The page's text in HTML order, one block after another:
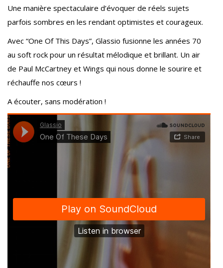
Une manière spectaculaire d’évoquer de réels sujets
parfois sombres en les rendant optimistes et courageux.
Avec “One Of This Days”, Glassio fusionne les années 70
au soft rock pour un résultat mélodique et brillant. Un air
de Paul McCartney et Wings qui nous donne le sourire et
réchauffe nos cœurs !
A écouter, sans modération !